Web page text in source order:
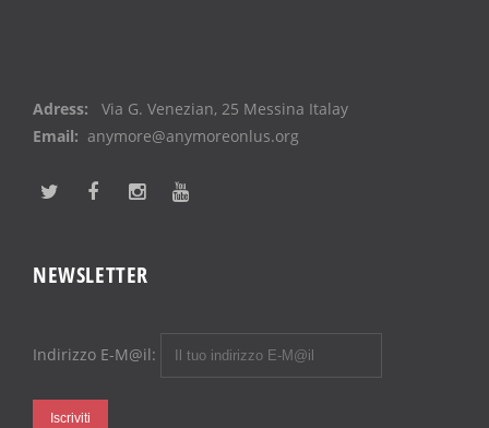
Adress: Via G. Venezian, 25 Messina Italay
Email: anymore@anymoreonlus.org
NEWSLETTER
Indirizzo E-M@il: